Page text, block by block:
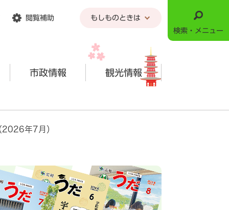
閲覧補助 もしものときは
市政情報 観光情報
検索・メニュー
2026年7月）